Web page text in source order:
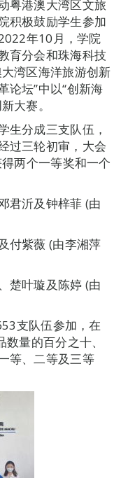
粤港澳大湾区文旅
积极鼓励学生参加
年10月，学院
育分会和珠海科技
湾区海洋旅游创新
论坛”中以“创新海
大赛。
生分成三支队伍，
过三轮初审，大会
两个一等奖和一个
君沂及钟梓菲 (由
付紫薇 (由李湘萍
楚叶璇及陈婷 (由
支队伍参加，在
量的百分之十、
等、二等及三等